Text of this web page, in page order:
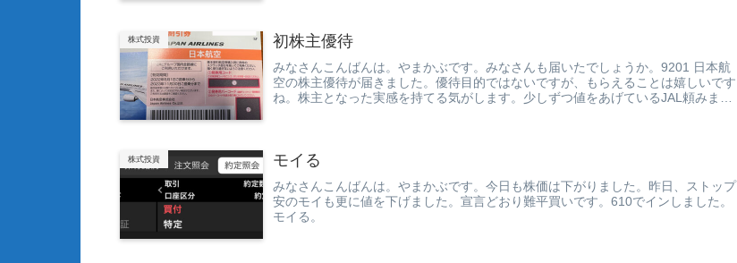
株式投資 初株主優待
みなさんこんばんは。やまかぶです。みなさんも届いたでしょうか。9201 日本航
空の株主優待が届きました。優待目的ではないですが、もらえることは嬉しいです
ね。株主となった実感を持てる気がします。少しずつ値をあげているJAL頼みま
株式投資 モイる
みなさんこんばんは。やまかぶです。今日も株価は下がりました。昨日、ストップ
安のモイも更に値を下げました。宣言どおり難平買いです。610でインしました。
モイる。